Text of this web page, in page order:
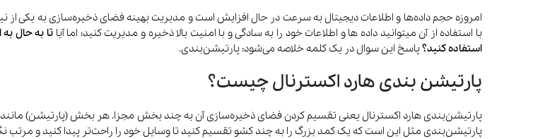
امروزه حجم داده‌ها و اطلاعات دیجیتال به سرعت در حال افزایش است و مدیریت بهینه فضای ذخیره‌سازی به یکی از
با استفاده از آن میتوانید داده ها و اطلاعات خود را به سادگی و با امنیت بالا ذخیره و مدیریت کنید؛ اما آیاتا به حال
استفاده کنید؟پاسخ این سوال در یک کلمه خلاصه می‌شود: پارتیشن‌بندی.
پارتیشن بندی هارد اکسترنال چیست؟
پارتیشن‌بندی هارد اکسترنال یعنی تقسیم کردن فضای ذخیره‌سازی آن به چند بخش مجزا. هر بخش (پارتیشن) مانند
پارتیشن‌بندی مثل این است که یک کمد بزرگ را به چند کشو تقسیم کنید تا وسایل خود را راحت‌تر پیدا کنید و مرتب